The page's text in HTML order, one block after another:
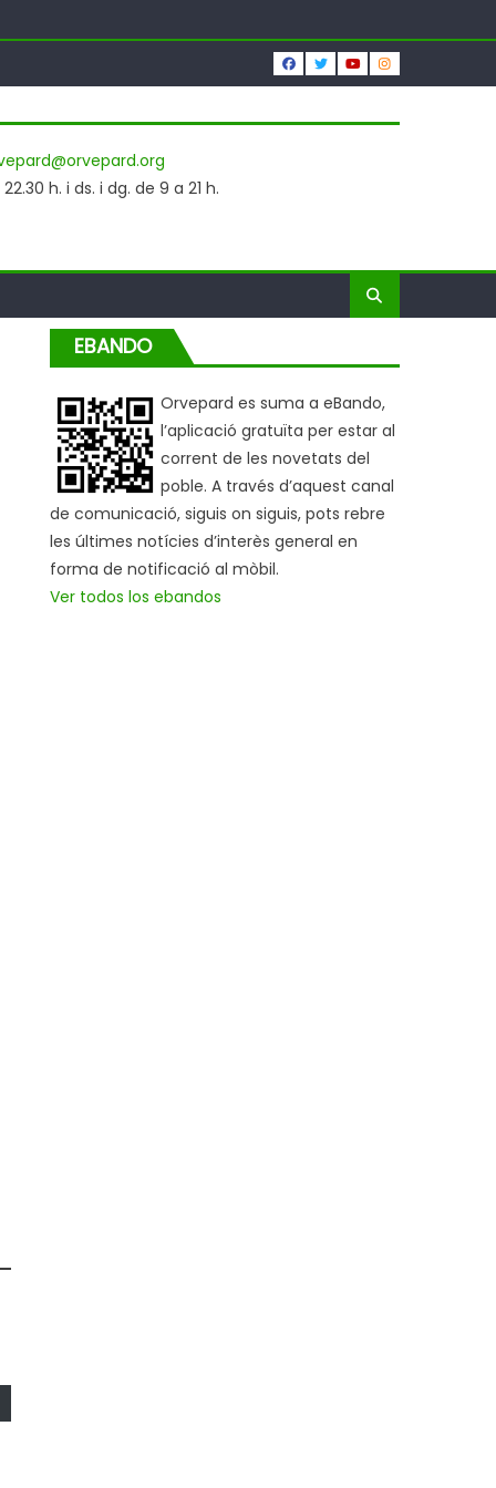
h. i ds. i dg. de 9 a 21 h.
EBANDO
Orvepard es suma a eBando,
l’aplicació gratuïta per estar al
corrent de les novetats del
poble. A través d’aquest canal
de comunicació, siguis on siguis, pots rebre
les últimes notícies d’interès general en
forma de notificació al mòbil.
Ver todos los ebandos